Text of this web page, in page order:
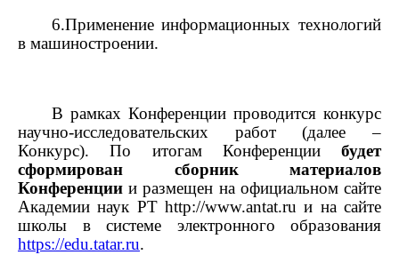
6.Применение информационных технологий
в машиностроении.
В рамках Конференции проводится конкурс
научно-исследовательских работ (далее –
Конкурс). По итогам Конференции будет
сформирован сборник материалов
Конференции и размещен на официальном сайте
Академии наук РТ http://www.antat.ru и на сайте
школы в системе электронного образования
https://edu.tatar.ru.